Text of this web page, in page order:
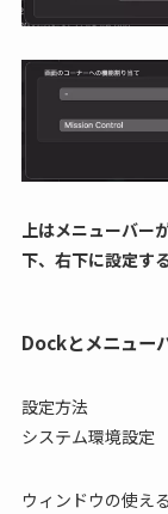
上はメニューバー
下、右下に設定する
Dockとメニュー
設定方法
システム環境設
ウィンドウの使え